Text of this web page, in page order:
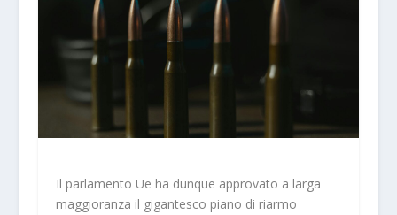
Il parlamento Ue ha dunque approvato a larga
maggioranza il gigantesco piano di riarmo